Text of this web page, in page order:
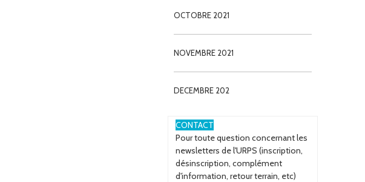
OCTOBRE 2021
NOVEMBRE 2021
DECEMBRE 202
CONTACT
Pour toute question concernant les
newsletters de l'URPS (inscription,
désinscription, complément
d'information, retour terrain, etc)